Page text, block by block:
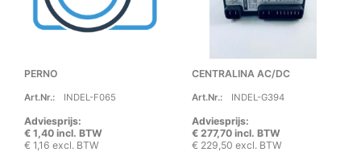
PERNO
Art.Nr.: INDEL-F065
Adviesprijs:
€ 1,40 incl. BTW
€ 1,16 excl. BTW
CENTRALINA AC/DC
Art.Nr.: INDEL-G394
Adviesprijs:
€ 277,70 incl. BTW
€ 229,50 excl. BTW